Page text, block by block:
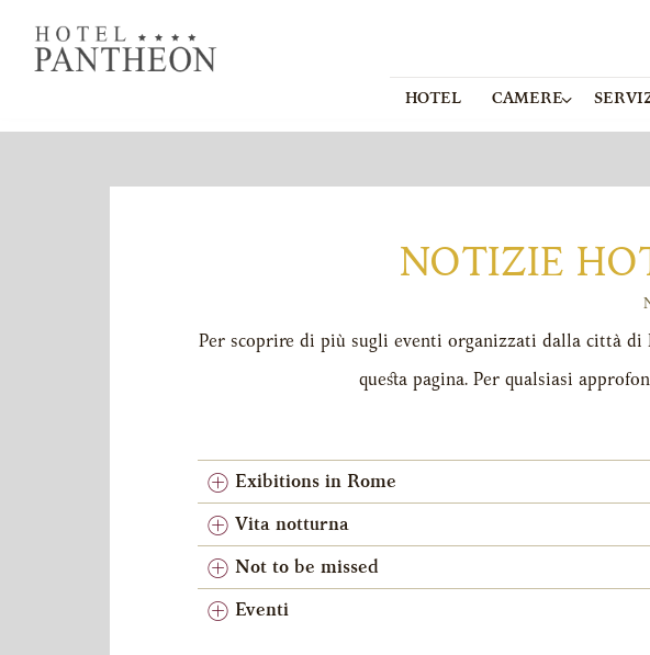
HOTEL CAMERE
NOTIZIE
Per scoprire di più sugli eventi organizzati dalla città di
questa pagina. Per qualsiasi
Exibitions in Rome
Vita notturna
Not to be missed
Eventi